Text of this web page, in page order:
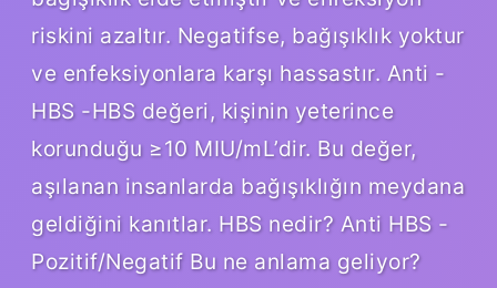
riskini azaltır. Negatifse, bağışıklık yoktur
ve enfeksiyonlara karşı hassastır. Anti -
HBS -HBS değeri, kişinin yeterince
korunduğu ≥10 MIU/mL’dir. Bu değer,
aşılanan insanlarda bağışıklığın meydana
geldiğini kanıtlar. HBS nedir? Anti HBS -
Pozitif/Negatif Bu ne anlama geliyor?